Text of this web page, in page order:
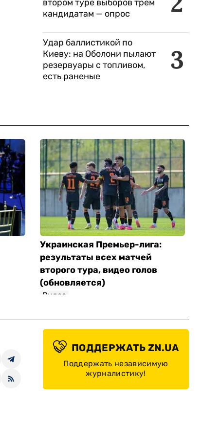
втором туре выборов трем
кандидатам — опрос
3
Удар баллистикой по
Киеву: на Оболони пылают
резервуары с топливом,
есть раненые
Украинская Премьер-лига:
результаты всех матчей
второго тура, видео голов
(обновляется)
Видео
ПОДДЕРЖАТЬ ZN.UA
Поддержать независимую
журналистику!